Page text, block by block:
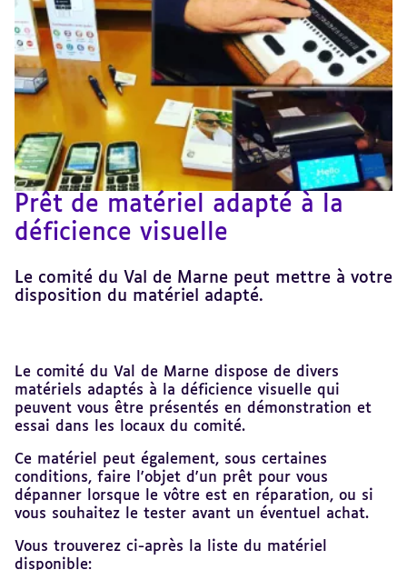
Prêt de matériel adapté à la
déficience visuelle
Le comité du Val de Marne peut mettre à votre
disposition du matériel adapté.
Le comité du Val de Marne dispose de divers
matériels adaptés à la déficience visuelle qui
peuvent vous être présentés en démonstration et
essai dans les locaux du comité.
Ce matériel peut également, sous certaines
conditions, faire l'objet d'un prêt pour vous
dépanner lorsque le vôtre est en réparation, ou si
vous souhaitez le tester avant un éventuel achat.
Vous trouverez ci-après la liste du matériel
disponible:
au
sommaire